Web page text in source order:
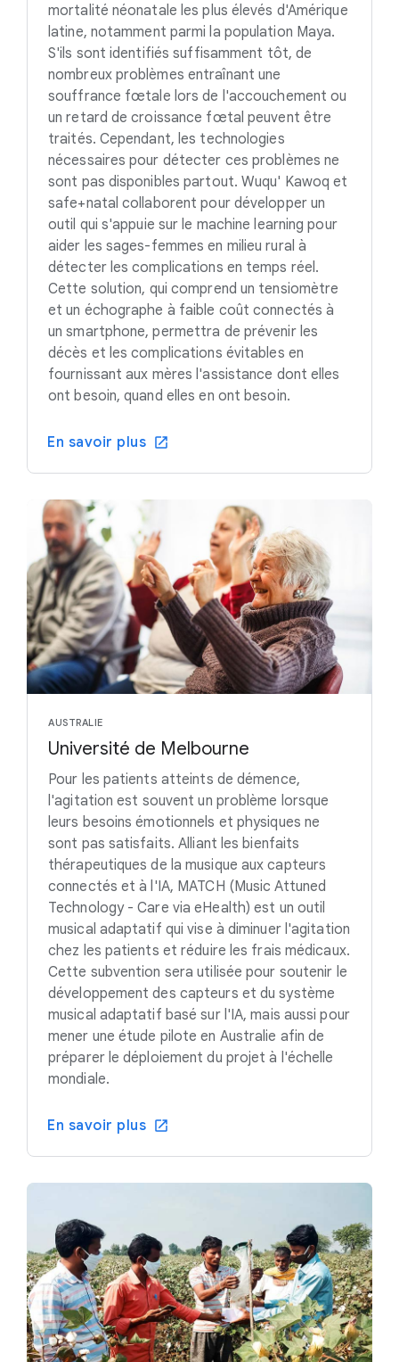
mortalité néonatale les plus élevés d'Amérique
latine, notamment parmi la population Maya.
S'ils sont identifiés suffisamment tôt, de
nombreux problèmes entraînant une
souffrance fœtale lors de l'accouchement ou
un retard de croissance fœtal peuvent être
traités. Cependant, les technologies
nécessaires pour détecter ces problèmes ne
sont pas disponibles partout. Wuqu' Kawoq et
safe+natal collaborent pour développer un
outil qui s'appuie sur le machine learning pour
aider les sages-femmes en milieu rural à
détecter les complications en temps réel.
Cette solution, qui comprend un tensiomètre
et un échographe à faible coût connectés à
un smartphone, permettra de prévenir les
décès et les complications évitables en
fournissant aux mères l'assistance dont elles
ont besoin, quand elles en ont besoin.
En savoir plus
AUSTRALIE
Université de Melbourne
Pour les patients atteints de démence,
l'agitation est souvent un problème lorsque
leurs besoins émotionnels et physiques ne
sont pas satisfaits. Alliant les bienfaits
thérapeutiques de la musique aux capteurs
connectés et à l'IA, MATCH (Music Attuned
Technology - Care via eHealth) est un outil
musical adaptatif qui vise à diminuer l'agitation
chez les patients et réduire les frais médicaux.
Cette subvention sera utilisée pour soutenir le
développement des capteurs et du système
musical adaptatif basé sur l'IA, mais aussi pour
mener une étude pilote en Australie afin de
préparer le déploiement du projet à l'échelle
mondiale.
En savoir plus